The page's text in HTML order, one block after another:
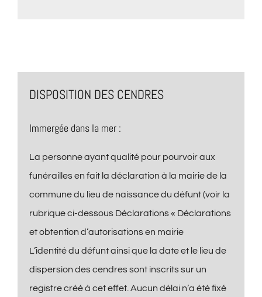
DISPOSITION DES CENDRES
Immergée dans la mer :
La personne ayant qualité pour pourvoir aux
funérailles en fait la déclaration à la mairie de la
commune du lieu de naissance du défunt (voir la
rubrique ci-dessous Déclarations « Déclarations
et obtention d’autorisations en mairie
L’identité du défunt ainsi que la date et le lieu de
dispersion des cendres sont inscrits sur un
registre créé à cet effet. Aucun délai n’a été fixé